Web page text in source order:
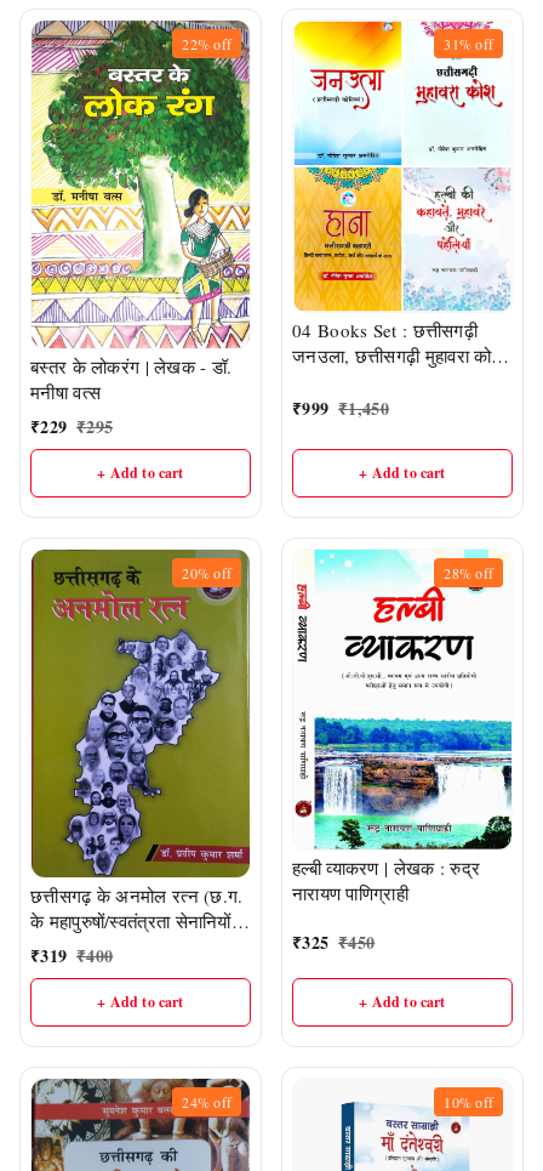
22%off
बस्तर के लोकरंग | लेखक - डॉ.
मनीषा वत्स
₹229 ₹295
+ Add to cart
31%off
04 Books Set : छत्तीसगढ़ी
जनउला, छत्तीसगढ़ी मुहावरा कोश,
और पहेलियाँ
₹999 ₹1,450
+ Add to cart
20%off
छत्तीसगढ़ के अनमोल रत्न (छ.ग.
के महापुरुषों/स्वतंत्रता सेनानियों
की जीवनी) |डॉ. प्रदीप कुमार शर्मा
₹319 ₹400
+ Add to cart
28%off
हल्बी व्याकरण | लेखक : रुद्र
नारायण पाणिग्राही
₹325 ₹450
+ Add to cart
24%off 10%off